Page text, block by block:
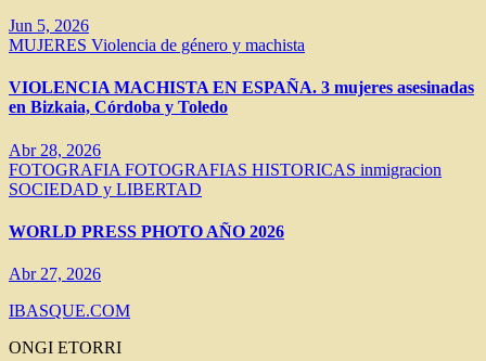
Jun 5, 2026
MUJERES Violencia de género y machista
VIOLENCIA MACHISTA EN ESPAÑA. 3 mujeres asesinadas
en Bizkaia, Córdoba y Toledo
Abr 28, 2026
FOTOGRAFIA FOTOGRAFIAS HISTORICAS inmigracion
SOCIEDAD y LIBERTAD
WORLD PRESS PHOTO AÑO 2026
Abr 27, 2026
IBASQUE.COM
ONGI ETORRI